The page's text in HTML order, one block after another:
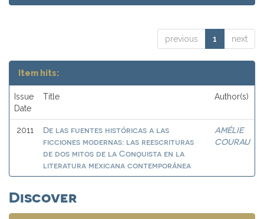
previous 1 next
Item hits:
Issue
Date
Title Author(s)
2011
De las fuentes históricas a las
ficciones modernas: las reescrituras
de dos mitos de la Conquista en la
literatura mexicana contemporánea
AMÉLIE
COURAU
Discover